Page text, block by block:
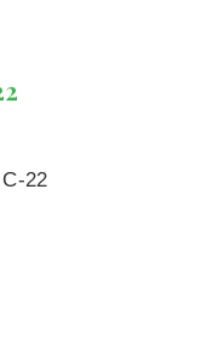
C-22